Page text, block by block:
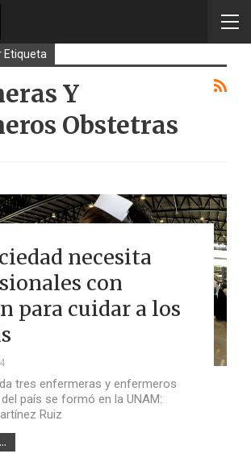
Etiqueta
Y
Obstetras
necesita
con
para cuidar a los
tres enfermeras y enfermeros
país se formó en la UNAM:
Ruiz